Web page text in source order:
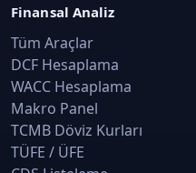
Finansal Analiz
Tüm Araçlar
DCF Hesaplama
WACC Hesaplama
Makro Panel
TCMB Döviz Kurları
TÜFE / ÜFE